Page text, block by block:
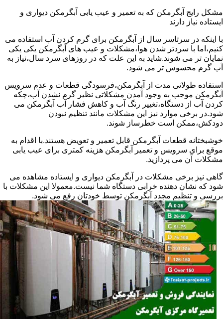
مشکل رایج آبگرمکن که به تعمیر و عیب یابی آبگرمکن دیواری و
ایستاده نیاز دارند
با اینکه در سرتاسر سال از آبگرمکن برای گرم کردن آب استفاده می
کنیم،اما با سردتر شدن هوا،مشکلات و عیب های آبگرمکن یکی یکی
نمایان تر می شوند.شاید به این علت که در روزهای سرد سال،نیاز به
آب گرم محسوس تر می شود.
استفاده طولانی مدت از آبگرمکن،فرسودگی قطعات و عدم سرویس
آبگرمکن موجب به وجود آمدن مشکلاتی نظیر گرم نشدن آب،چکه
کردن آب از دستگاه،تغییر رنگ آب و کاهش فشار آب آبگرمکن می
شود.در برخی موارد نیز این مشکلات مانند تنظیم نبودن
دودکش،ممکن است خطرساز شوند.
خوشبختانه قطعات آبگرمکن قابل تعمیر و تعویض هستند.با اقدام به
موقع برای سرویس و تعمیر آبگرمکن هزینه کمتری برای عیب یابی
مشکلات آن می پردازید.
گاهی نیز برخی مشکلات در آبگرمکن دیواری و ایستاده مشاهده می
شود که نشان دهنده خرابی دستگاه شما نیست.معمولا این مشکلات با
بررسی و تنظیم مجدد آبگرمکن توسط خودتان رفع می شود.